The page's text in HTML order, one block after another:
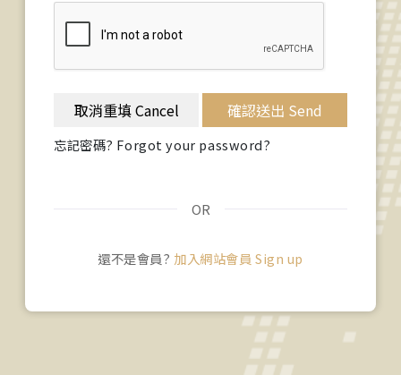
取消重填 Cancel 確認送出 Send
忘記密碼? Forgot your password?
OR
還不是會員? 加入網站會員 Sign up